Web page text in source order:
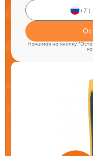
Нажимая на кнопку